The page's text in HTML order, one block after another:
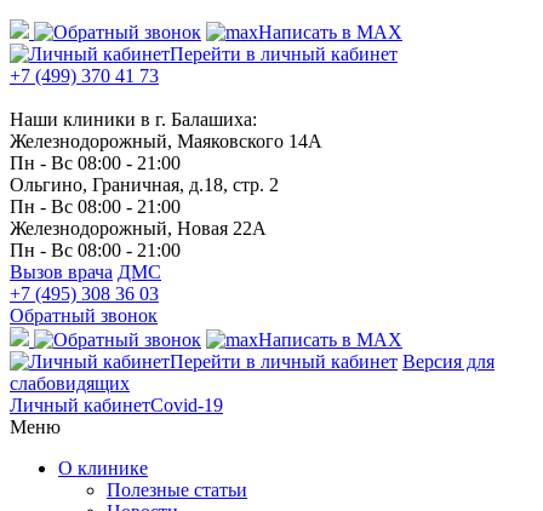
Написать в MAX
Перейти в личный кабинет
+7 (499) 370 41 73
Наши клиники в г. Балашиха:
Железнодорожный, Маяковского 14А
Пн - Вс 08:00 - 21:00
Ольгино, Граничная, д.18, стр. 2
Пн - Вс 08:00 - 21:00
Железнодорожный, Новая 22А
Пн - Вс 08:00 - 21:00
Вызов врача ДМС
+7 (495) 308 36 03
Обратный звонок
Написать в MAX
Перейти в личный кабинет Версия для
слабовидящих
Личный кабинетCovid-19
Меню
О клинике
Полезные статьи